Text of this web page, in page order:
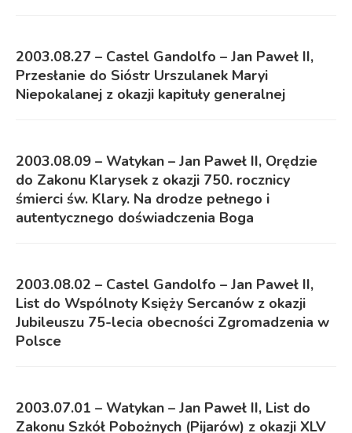
2003.08.27 – Castel Gandolfo – Jan Paweł II,
Przesłanie do Sióstr Urszulanek Maryi
Niepokalanej z okazji kapituły generalnej
2003.08.09 – Watykan – Jan Paweł II, Orędzie
do Zakonu Klarysek z okazji 750. rocznicy
śmierci św. Klary. Na drodze pełnego i
autentycznego doświadczenia Boga
2003.08.02 – Castel Gandolfo – Jan Paweł II,
List do Wspólnoty Księży Sercanów z okazji
Jubileuszu 75-lecia obecności Zgromadzenia w
Polsce
2003.07.01 – Watykan – Jan Paweł II, List do
Zakonu Szkół Pobożnych (Pijarów) z okazji XLV